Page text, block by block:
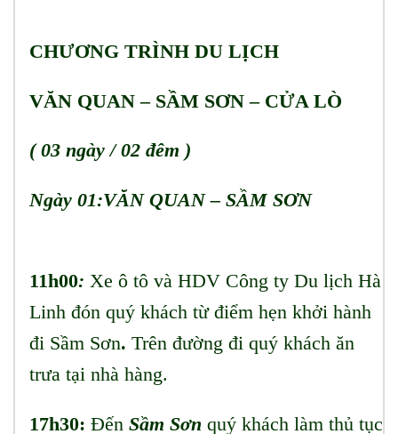
CHƯƠNG TRÌNH DU LỊCH
VĂN QUAN – SẦM SƠN – CỬA LÒ
( 03 ngày / 02 đêm )
Ngày 01:VĂN QUAN – SẦM SƠN
11h00: Xe ô tô và HDV Công ty Du lịch Hà
Linh đón quý khách từ điểm hẹn khởi hành
đi Sầm Sơn. Trên đường đi quý khách ăn
trưa tại nhà hàng.
17h30: Đến Sầm Sơn quý khách làm thủ tục